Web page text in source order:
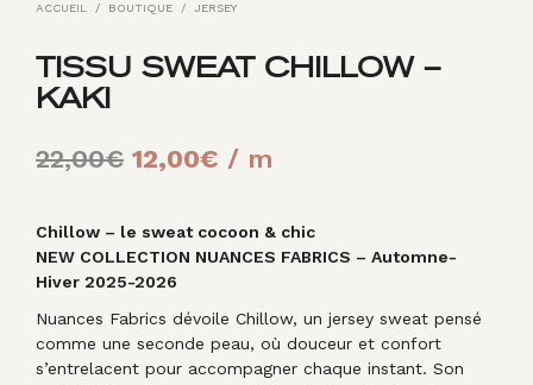
ACCUEIL / BOUTIQUE / JERSEY
TISSU SWEAT CHILLOW –
KAKI
22,00€ Le
initial
était :
22,00€.
12,00€ Le
actuel
12,00€.
/ m
Chillow – le sweat cocoon & chic
NEW COLLECTION NUANCES FABRICS – Automne-
Hiver 2025-2026
Nuances Fabrics dévoile Chillow, un jersey sweat pensé
comme une seconde peau, où douceur et confort
s’entrelacent pour accompagner chaque instant. Son